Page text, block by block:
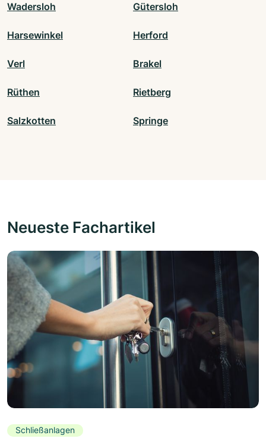
Wadersloh Gütersloh
Harsewinkel Herford
Verl Brakel
Rüthen Rietberg
Salzkotten Springe
Neueste Fachartikel
Schließanlagen